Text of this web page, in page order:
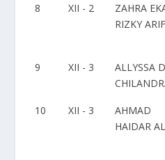
8 XII - 2
ZAHRA
RIZKY
9 XII - 3
ALLYSSA
10 XII - 3
AHMAD
HAIDAR